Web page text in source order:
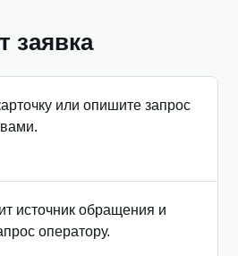
заявка
или опишите запрос
источник обращения и
оператору.